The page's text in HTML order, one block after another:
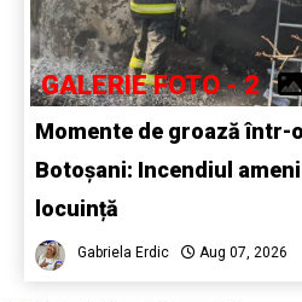
GALERIE FOTO - 2
Momente de groază într-
Botoșani: Incendiul
locuință
Gabriela Erdic Aug 07, 2026